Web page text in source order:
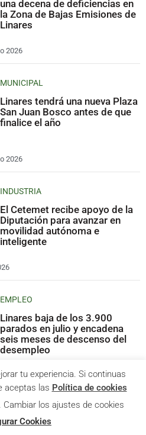
una decena de deficiencias en
la Zona de Bajas Emisiones de
Linares
2026
MUNICIPAL
Linares tendrá una nueva Plaza
San Juan Bosco antes de que
finalice el año
2026
INDUSTRIA
El Cetemet recibe apoyo de la
Diputación para avanzar en
movilidad autónoma e
inteligente
EMPLEO
Linares baja de los 3.900
parados en julio y encadena
seis meses de descenso del
desempleo
2026tu experiencia. Si continuas
aceptas las Política de cookies
. Cambiar los ajustes de cookies
Cookies